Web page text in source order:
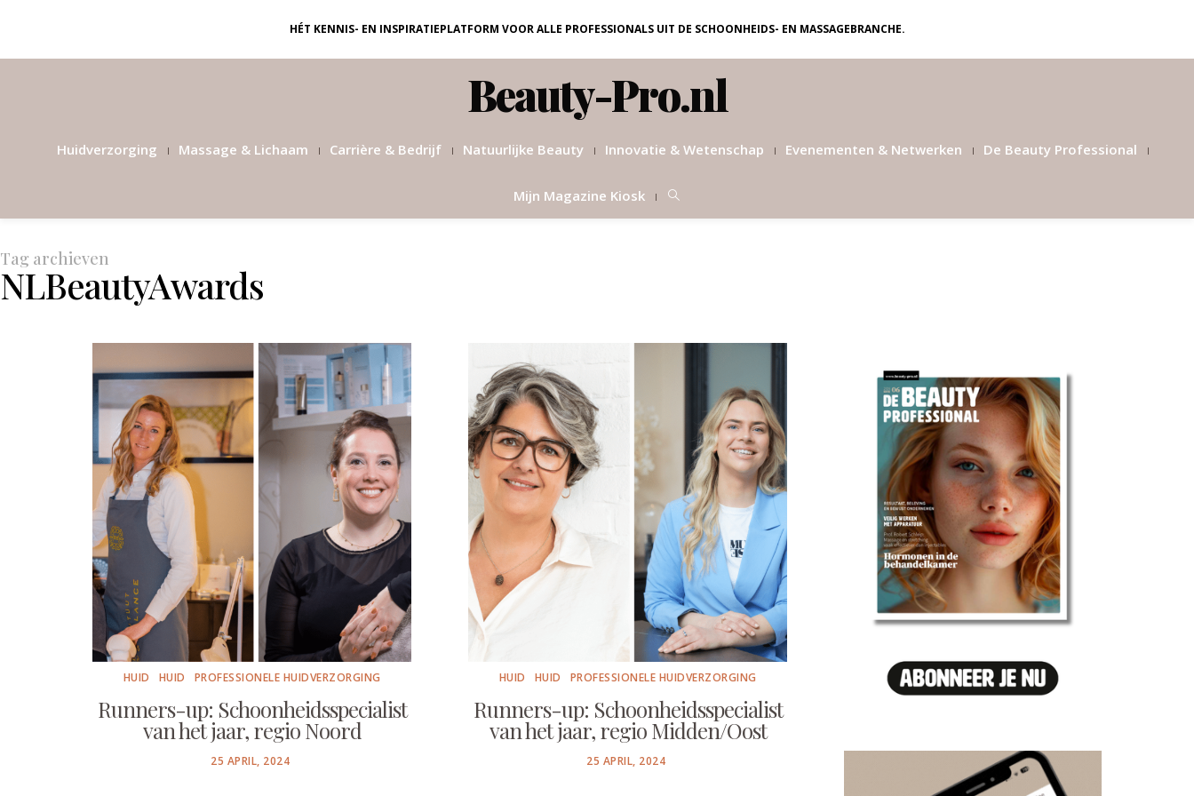
HÉT KENNIS- EN INSPIRATIEPLATFORM VOOR ALLE PROFESSIONALS UIT DE SCHOONHEIDS- EN MASSAGEBRANCHE.
Beauty-Pro.nl
Huidverzorging Massage & Lichaam Carrière & Bedrijf Natuurlijke Beauty Innovatie & Wetenschap Evenementen & Netwerken De Beauty Professional
Mijn Magazine Kiosk
Tag archieven
NLBeautyAwards
HUID HUID PROFESSIONELE HUIDVERZORGING
Runners-up: Schoonheidsspecialist
van het jaar, regio Noord
POSTED
25 APRIL, 2024
HUID HUID PROFESSIONELE HUIDVERZORGING
Runners-up: Schoonheidsspecialist
van het jaar, regio Midden/Oost
POSTED
25 APRIL, 2024